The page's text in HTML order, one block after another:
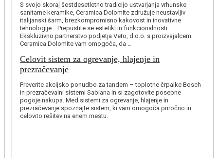
S svojo skoraj šestdesetletno tradicijo ustvarjanja vrhunske
sanitarne keramike, Ceramica Dolomite združuje neustavljiv
italijanski šarm, brezkompromisno kakovost in inovativne
tehnologije. Prepustite se estetiki in funkcionalnosti
Ekskluzivno partnerstvo podjetja Veto, d.o.o. s proizvajalcem
Ceramica Dolomite vam omogoča, da …
Celovit sistem za ogrevanje, hlajenje in
prezračevanje
Preverite akcijsko ponudbo za tandem – toplotne črpalke Bosch
in prezračevalni sistemi Sabiana in si zagotovite posebne
pogoje nakupa. Med sistemi za ogrevanje, hlajenje in
prezračevanje spoznajte sistem, ki vam omogoča priročno in
celovito rešitev na enem mestu.